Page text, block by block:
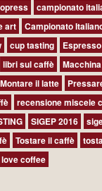
campionato
art
Campionato
cup tasting Espresso
libri sul caffè
Montare il latte
recensione miscele
SIGEP 2016
Tostare il caffè
coffee